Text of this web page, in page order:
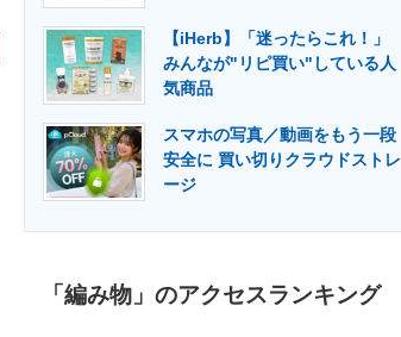
【iHerb】「迷ったらこれ！」
みんなが"リピ買い"している人
気商品
スマホの写真／動画をもう一段
安全に 買い切りクラウドストレ
ージ
「編み物」のアクセスランキング